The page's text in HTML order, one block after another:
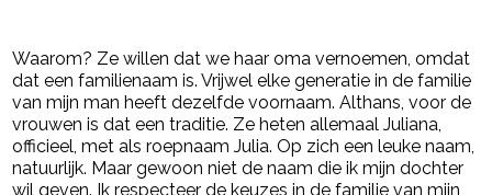
Waarom? Ze willen dat we haar oma vernoemen, omdat
dat een familienaam is. Vrijwel elke generatie in de familie
van mijn man heeft dezelfde voornaam. Althans, voor de
vrouwen is dat een traditie. Ze heten allemaal Juliana,
officieel, met als roepnaam Julia. Op zich een leuke naam,
natuurlijk. Maar gewoon niet de naam die ik mijn dochter
wil geven. Ik respecteer de keuzes in de familie van mijn